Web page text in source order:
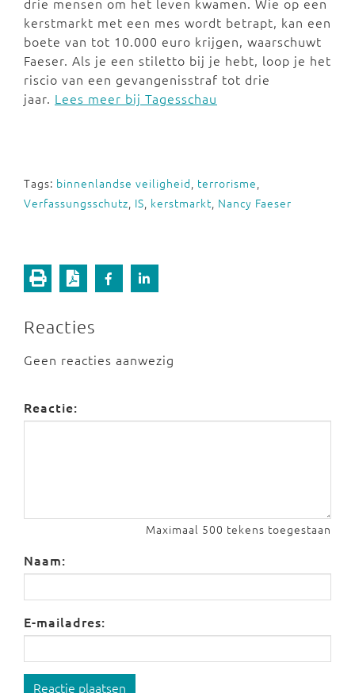
kerstmarkt met een mes wordt betrapt, kan een
boete van tot 10.000 euro krijgen, waarschuwt
Faeser. Als je een stiletto bij je hebt, loop je het
riscio van een gevangenisstraf tot drie
jaar. Lees meer bij Tagesschau
Tags: binnenlandse veiligheid, terrorisme,
Verfassungsschutz, IS, kerstmarkt, Nancy Faeser
Reacties
Geen reacties aanwezig
Reactie:
Maximaal 500 tekens toegestaan
Naam:
E-mailadres:
Reactie plaatsen